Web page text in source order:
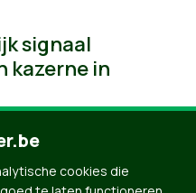
signaal
kazerne in
cookies die